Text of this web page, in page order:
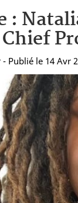
:
- Publié le 14 Avr